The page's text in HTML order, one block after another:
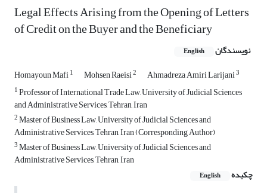
Legal Effects Arising from the Opening of Letters
of Credit on the Buyer and the Beneficiary
نویسندگان English
Homayoun Mafi1 Mohsen Raeisi2 Ahmadreza Amiri Larijani3
1Professor of International Trade Law, University of Judicial Sciences
and Administrative Services, Tehran, Iran
2Master of Business Law, University of Judicial Sciences and
Administrative Services, Tehran, Iran (Corresponding Author)
3Master of Business Law, University of Judicial Sciences and
Administrative Services, Tehran, Iran
چکیده
English